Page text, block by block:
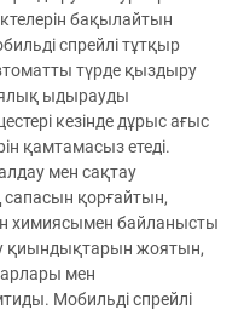
бақылайтын
спрейлі тұтқыр
түрде қыздыру
ыдырауды
кезінде дұрыс ағыс
қамтамасыз етеді.
мен сақтау
сапасын қорғайтын,
химиясымен байланысты
қиындықтарын жоятын,
мен
Мобильді спрейлі